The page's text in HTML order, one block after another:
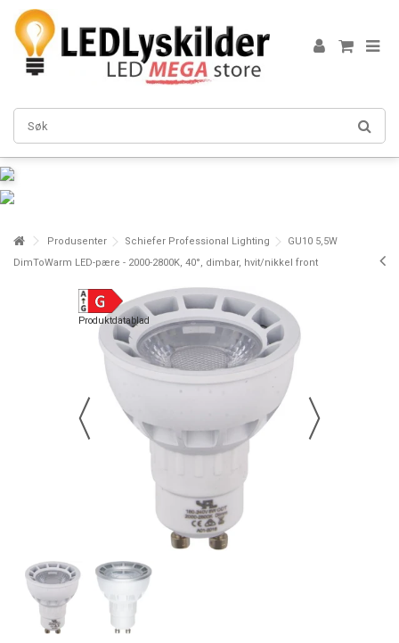
Produsenter Schiefer Professional Lighting
GU10 5,5W
DimToWarm LED-pære - 2000-2800K, 40°, dimbar, hvit/nikkel front
Produktdatablad